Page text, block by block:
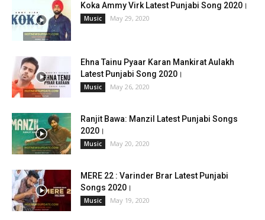
Koka Ammy Virk Latest Punjabi Song 2020।
Music May 29, 2020
Ehna Tainu Pyaar Karan Mankirat Aulakh
Latest Punjabi Song 2020।
Music May 26, 2020
Ranjit Bawa: Manzil Latest Punjabi Songs
2020।
Music May 20, 2020
MERE 22 : Varinder Brar Latest Punjabi
Songs 2020।
Music May 19, 2020